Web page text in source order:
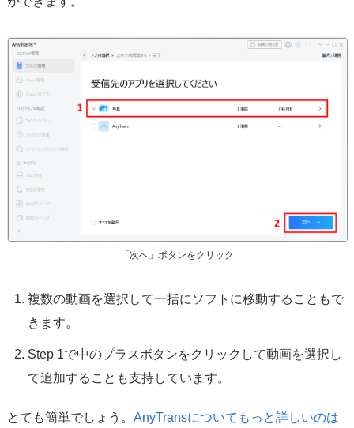
「次へ」ボタンをクリック
複数の動画を選択して一括にソフトに移動することもで
きます。
Step 1で中のプラスボタンをクリックして動画を選択し
て追加することも支持しています。
とても簡単でしょう。 AnyTransについてもっと詳しいのは